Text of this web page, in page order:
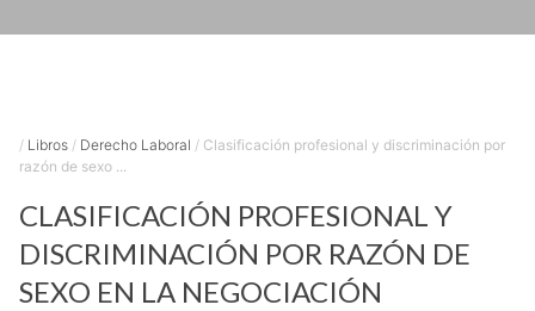
/ Libros / Derecho Laboral / Clasificación profesional y discriminación por
razón de sexo ...
CLASIFICACIÓN PROFESIONAL Y
DISCRIMINACIÓN POR RAZÓN DE
SEXO EN LA NEGOCIACIÓN